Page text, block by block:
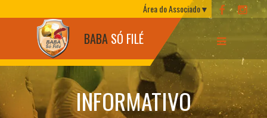
Área do Associado
BABA SÓ FILÉ
INFORMATIVO